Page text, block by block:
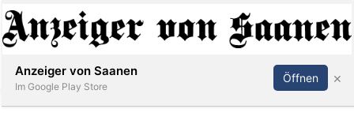
Abonnieren Anmelden
Anzeiger von Saanen
Im Google Play Store
Öffnen ×